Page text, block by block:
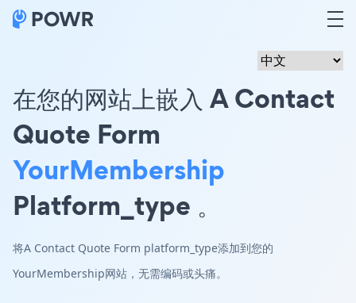
在您的网站上嵌入 A Contact
Quote Form
YourMembership
Platform_type 。
将A Contact Quote Form platform_type添加到您的
YourMembership网站，无需编码或头痛。